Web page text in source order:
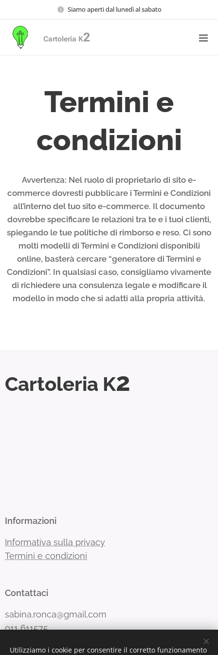
Siamo aperti dal lunedì al sabato
Cartoleria K2
Termini e
condizioni
Avvertenza: Nel ruolo di proprietario di sito e-
commerce dovresti pubblicare i Termini e Condizioni
all’interno del tuo sito e-commerce. Il documento
dovrebbe specificare le relazioni tra te e i tuoi clienti,
spiegando le tue politiche di rimborso e reso. Ci sono
molti modelli di Termini e Condizioni disponibili
online, basterà cercare “generatore di Termini e
Condizioni”. In qualsiasi caso, consigliamo vivamente
di richiedere una consulenza legale e modificare il
modello in modo che si adatti alla propria attività.
Cartoleria K2
Informazioni
Informativa sulla privacy
Termini e condizioni
Contattaci
sabina.ronca@gmail.com
011 611575
Utilizziamo i cookie per consentire il corretto funzionamento